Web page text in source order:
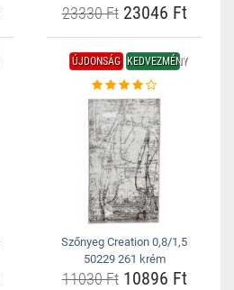
23330 Ft23046 Ft
ÚJDONSÁG KEDVEZMÉNY
Szőnyeg Creation 0,8/1,5
50229 261 krém
11030 Ft10896 Ft